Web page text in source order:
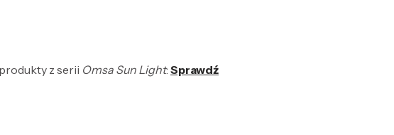
z serii Omsa Sun Light: Sprawdź